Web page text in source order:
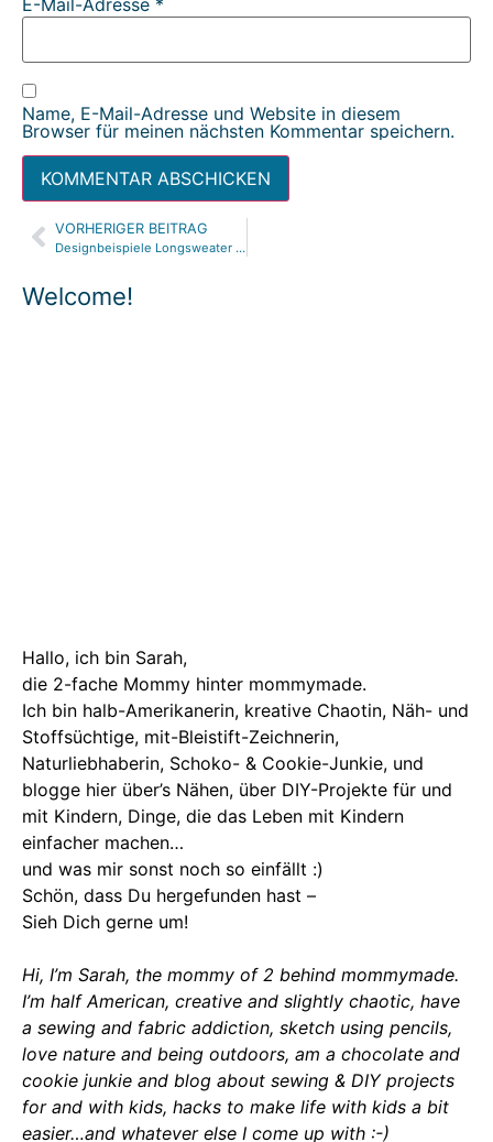
Welcome!
Hallo, ich bin Sarah,
die 2-fache Mommy hinter mommymade.
Ich bin halb-Amerikanerin, kreative Chaotin, Näh- und
Stoffsüchtige, mit-Bleistift-Zeichnerin,
Naturliebhaberin, Schoko- & Cookie-Junkie, und
blogge hier über’s Nähen, über DIY-Projekte für und
mit Kindern, Dinge, die das Leben mit Kindern
einfacher machen…
und was mir sonst noch so einfällt :)
Schön, dass Du hergefunden hast –
Sieh Dich gerne um!
Hi, I’m Sarah, the mommy of 2 behind mommymade.
I’m half American, creative and slightly chaotic, have
a sewing and fabric addiction, sketch using pencils,
love nature and being outdoors, am a chocolate and
cookie junkie and blog about sewing & DIY projects
for and with kids, hacks to make life with kids a bit
easier…and whatever else I come up with :-)
E-Mail-Adresse *
Name, E-Mail-Adresse und Website in diesem
Browser für meinen nächsten Kommentar speichern.
Alternative:
VORHERIGER BEITRAG
Designbeispiele Longsweater BOYS | Schnittmuster Ebook pattern